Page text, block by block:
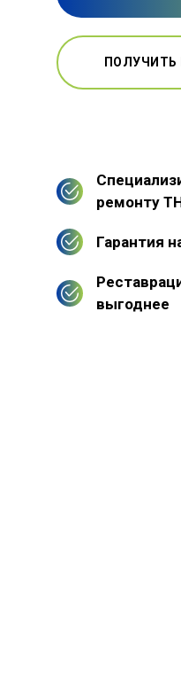
ремонту
Гарантия
выгоднее